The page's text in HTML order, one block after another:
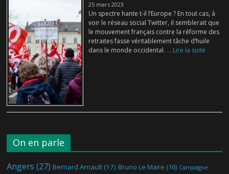
25 mars 2023
Un spectre hante t-il l’Europe ? En tout cas, à
voir le réseau social Twitter, il semblerait que
le mouvement français contre la réforme des
retraites fasse véritablement tâche d’huile
dans le monde occidental. ... Lire la suite
On en parle
Angers (27) Bernard Arnault (17) Bruno Le Maire (16) Campagne